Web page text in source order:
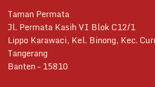
Taman Permata
Jl. Permata Kasih VI Blok C12/1
Lippo Karawaci, Kel. Binong, Kec.
Tangerang
Banten – 15810